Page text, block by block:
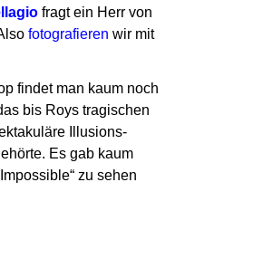
fragt ein Herr von
fotografieren wir mit
findet man kaum noch
bis Roys tragischen
Illusions-
Es gab kaum
zu sehen